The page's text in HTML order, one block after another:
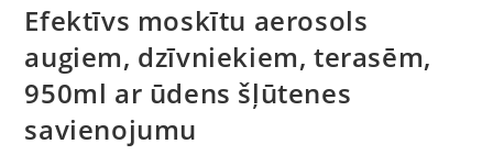
Efektīvs moskītu aerosols
augiem, dzīvniekiem, terasēm,
950ml ar ūdens šļūtenes
savienojumu